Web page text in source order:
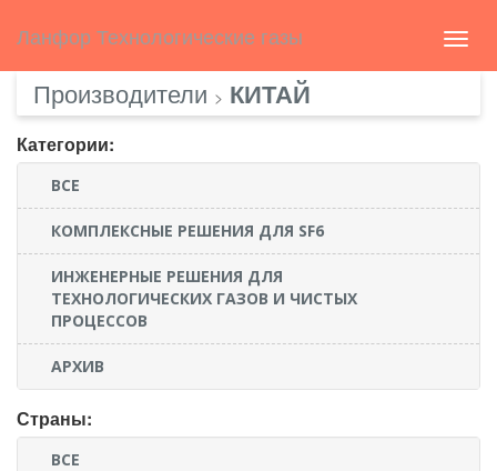
Ланфор Технологические газы
Производители > КИТАЙ
Категории:
ВСЕ
КОМПЛЕКСНЫЕ РЕШЕНИЯ ДЛЯ SF6
ИНЖЕНЕРНЫЕ РЕШЕНИЯ ДЛЯ
ТЕХНОЛОГИЧЕСКИХ ГАЗОВ И ЧИСТЫХ
ПРОЦЕССОВ
АРХИВ
Страны:
ВСЕ
english